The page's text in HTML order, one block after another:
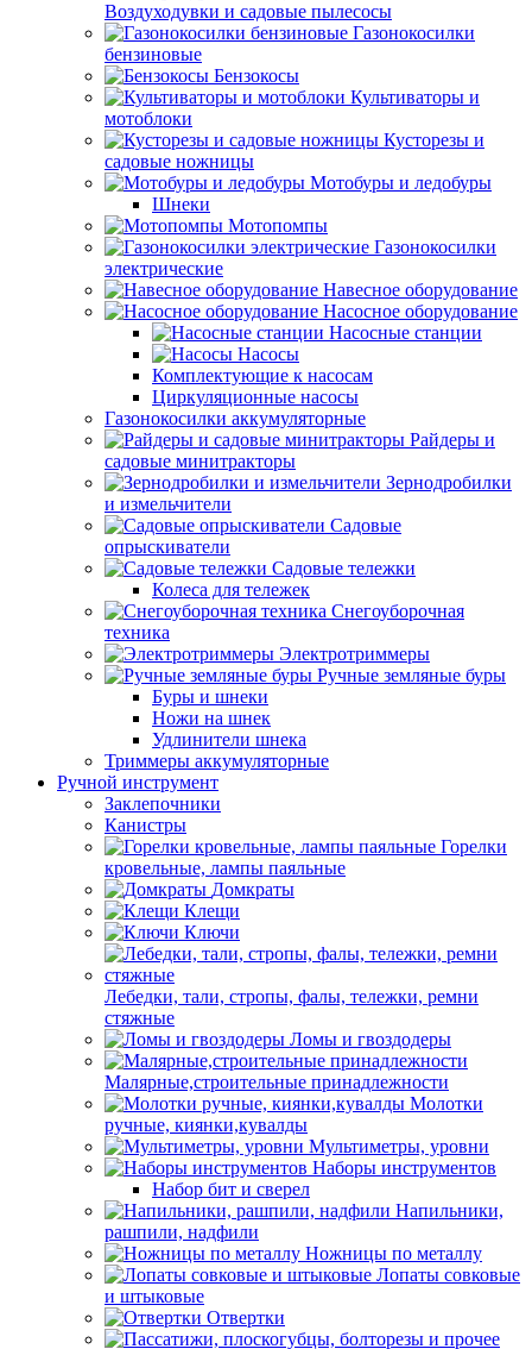
Воздуходувки и садовые пылесосы
Газонокосилки
бензиновые
Бензокосы
Культиваторы и
мотоблоки
Кусторезы и
садовые ножницы
Мотобуры и ледобуры
Шнеки
Мотопомпы
Газонокосилки
электрические
Навесное оборудование
Насосное оборудование
Насосные станции
Насосы
Комплектующие к насосам
Циркуляционные насосы
Газонокосилки аккумуляторные
Райдеры и
садовые минитракторы
Зернодробилки
и измельчители
Садовые
опрыскиватели
Садовые тележки
Колеса для тележек
Снегоуборочная
техника
Электротриммеры
Ручные земляные буры
Буры и шнеки
Ножи на шнек
Удлинители шнека
Триммеры аккумуляторные
Ручной инструмент
Заклепочники
Канистры
Горелки
кровельные, лампы паяльные
Домкраты
Клещи
Ключи
Лебедки, тали, стропы, фалы, тележки, ремни
стяжные
Ломы и гвоздодеры
Малярные,строительные принадлежности
Молотки
ручные, киянки,кувалды
Мультиметры, уровни
Наборы инструментов
Набор бит и сверел
Напильники,
рашпили, надфили
Ножницы по металлу
Лопаты совковые
и штыковые
Отвертки